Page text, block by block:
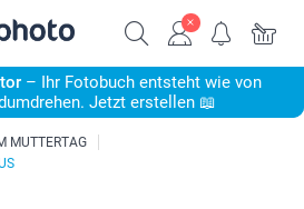
– Ihr Fotobuch entsteht wie von
Jetzt erstellen 📖
MUTTERTAG